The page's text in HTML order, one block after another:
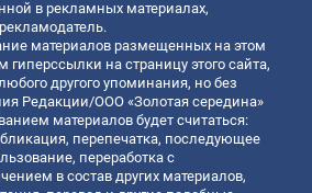
в рекламных материалах,
материалов размещенных на этом
гиперссылки на страницу этого сайта,
другого упоминания, но без
Редакции/ООО «Золотая середина»
материалов будет считаться:
перепечатка, последующее
переработка с
в состав других материалов,